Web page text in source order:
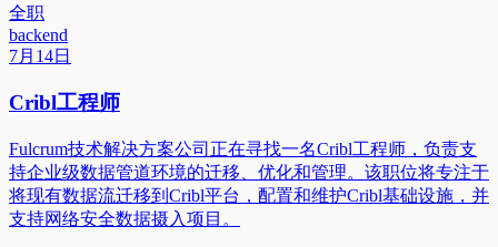
全职
backend
7月14日
Cribl工程师
Fulcrum技术解决方案公司正在寻找一名Cribl工程师，负责支
持企业级数据管道环境的迁移、优化和管理。该职位将专注于
将现有数据流迁移到Cribl平台，配置和维护Cribl基础设施，并
支持网络安全数据摄入项目。